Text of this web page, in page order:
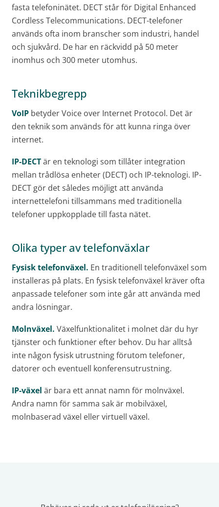
fasta telefoninätet. DECT står för Digital Enhanced
Cordless Telecommunications. DECT-telefoner
används ofta inom branscher som industri, handel
och sjukvård. De har en räckvidd på 50 meter
inomhus och 300 meter utomhus.
Teknikbegrepp
VoIP betyder Voice over Internet Protocol. Det är
den teknik som används för att kunna ringa över
internet.
IP-DECTär en teknologi som tillåter integration
mellan trådlösa enheter (DECT) och IP-teknologi. IP-
DECT gör det således möjligt att använda
internettelefoni tillsammans med traditionella
telefoner uppkopplade till fasta nätet.
Olika typer av telefonväxlar
Fysisk telefonväxel. En traditionell telefonväxel som
installeras på plats. En fysisk telefonväxel kräver ofta
anpassade telefoner som inte går att använda med
andra lösningar.
Molnväxel. Växelfunktionalitet i molnet där du hyr
tjänster och funktioner efter behov. Du har alltså
inte någon fysisk utrustning förutom telefoner,
datorer och eventuell konferensutrustning.
IP-växel är bara ett annat namn för molnväxel.
Andra namn för samma sak är mobilväxel,
molnbaserad växel eller virtuell växel.